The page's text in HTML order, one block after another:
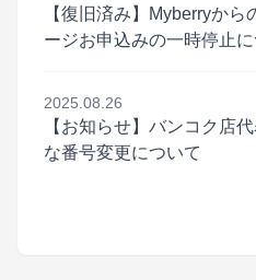
【復旧済み】Myberryか
ージお申込みの一時停止に
2025.08.26
【お知らせ】バンコク店
な番号変更について